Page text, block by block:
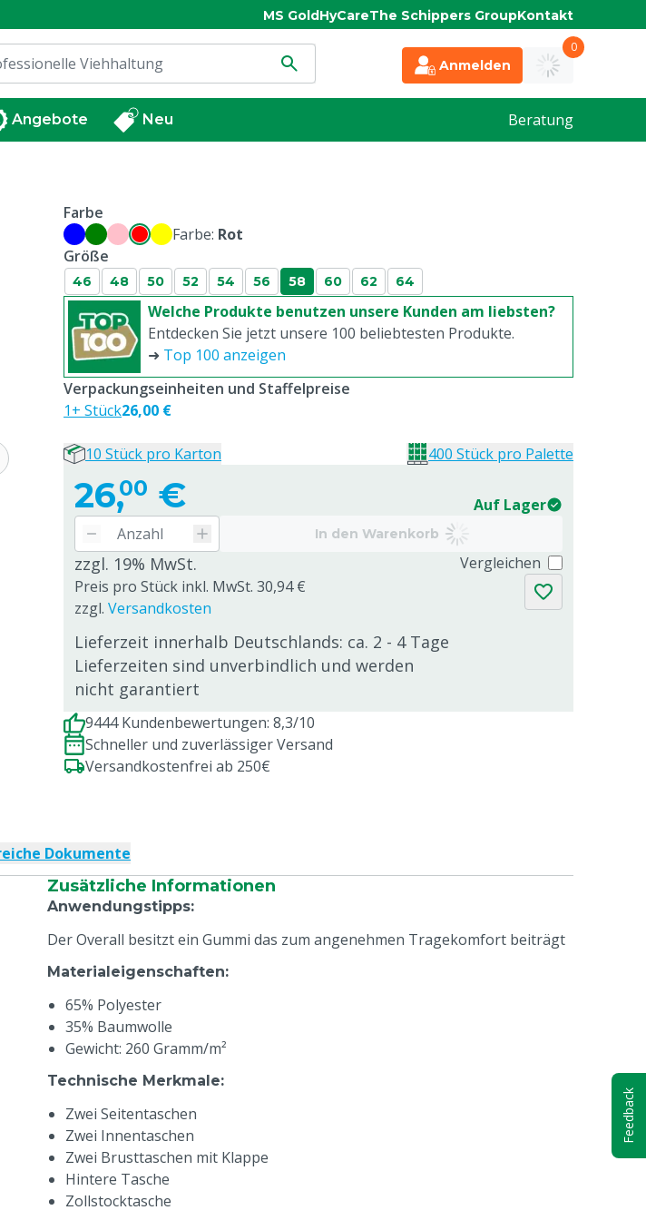
MS GoldHyCareThe Schippers GroupKontakt
Anmelden
0
Angebote Neu Beratung
Farbe
Farbe: Rot
Größe
46 48 50 52 54 56 58 60 62 64
Welche Produkte benutzen unsere Kunden am liebsten?
Entdecken Sie jetzt unsere 100 beliebtesten Produkte.
➜ Top 100 anzeigen
26,00 € Auf Lager
In den Warenkorb
zzgl. 19% MwSt.
Preis pro Stück inkl. MwSt. 30,94 €
zzgl. Versandkosten
Lieferzeit innerhalb Deutschlands: ca. 2 - 4 Tage
Lieferzeiten sind unverbindlich und werden
nicht garantiert
Vergleichen
Verpackungseinheiten und Staffelpreise
1+ Stück26,00 €
10 Stück pro Karton 400 Stück pro Palette
9444 Kundenbewertungen: 8,3/10
Schneller und zuverlässiger Versand
Versandkostenfrei ab 250€
Dokumente
Zusätzliche Informationen
Anwendungstipps:
Der Overall besitzt ein Gummi das zum angenehmen Tragekomfort beiträgt
Materialeigenschaften:
65% Polyester
35% Baumwolle
Gewicht: 260 Gramm/m²
Technische Merkmale:
Zwei Seitentaschen
Zwei Innentaschen
Zwei Brusttaschen mit Klappe
Hintere Tasche
Zollstocktasche
Feedback